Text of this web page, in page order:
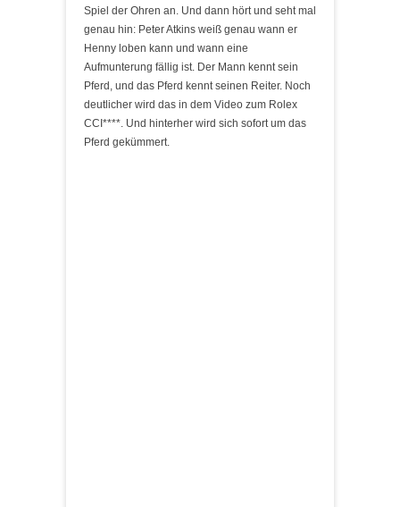
Spiel der Ohren an. Und dann hört und seht mal
genau hin: Peter Atkins weiß genau wann er
Henny loben kann und wann eine
Aufmunterung fällig ist. Der Mann kennt sein
Pferd, und das Pferd kennt seinen Reiter. Noch
deutlicher wird das in dem Video zum Rolex
CCI****. Und hinterher wird sich sofort um das
Pferd gekümmert.